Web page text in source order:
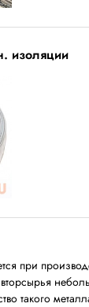
изоляции
при
такого